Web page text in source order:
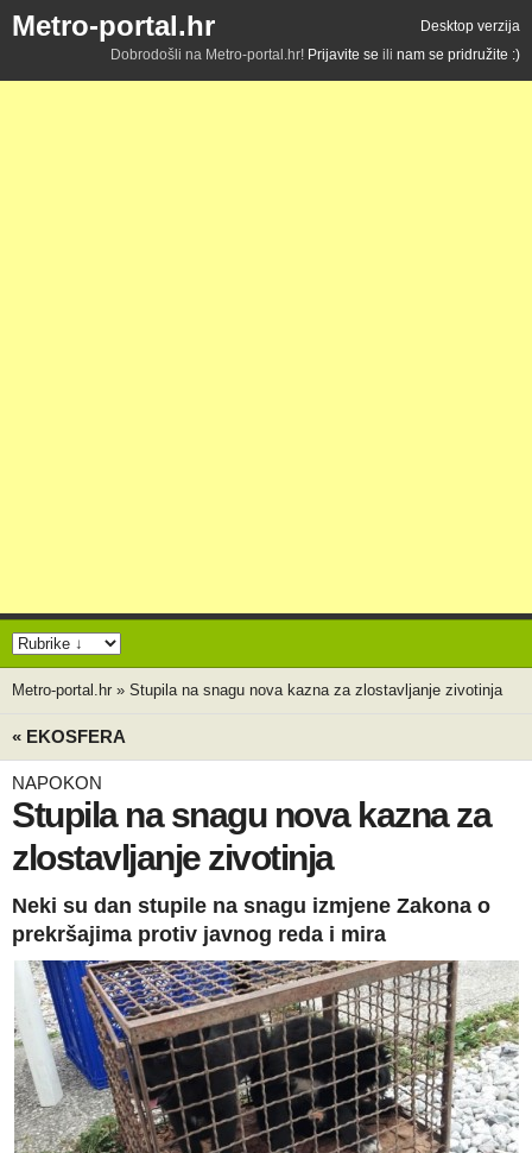
Metro-portal.hr
Desktop verzija
Dobrodošli na Metro-portal.hr! Prijavite se ili nam se pridružite :)
Metro-portal.hr » Stupila na snagu nova kazna za zlostavljanje zivotinja
« EKOSFERA
NAPOKON
Stupila na snagu nova kazna za
zlostavljanje zivotinja
Neki su dan stupile na snagu izmjene Zakona o
prekršajima protiv javnog reda i mira